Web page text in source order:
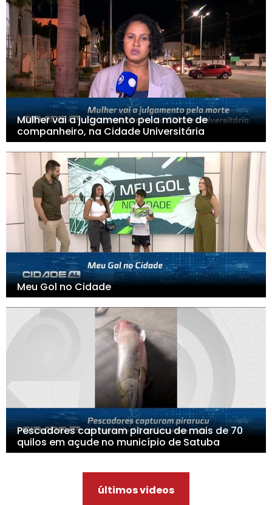
Mulher vai a julgamento pela morte de
companheiro, na Cidade Universitária
Meu Gol no Cidade
Pescadores capturam pirarucu de mais de 70
quilos em açude no município de Satuba
últimos videos